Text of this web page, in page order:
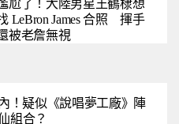
尬了！大陸男星王鶴棣想
LeBron James 合照 揮手
被老詹無視
組合？